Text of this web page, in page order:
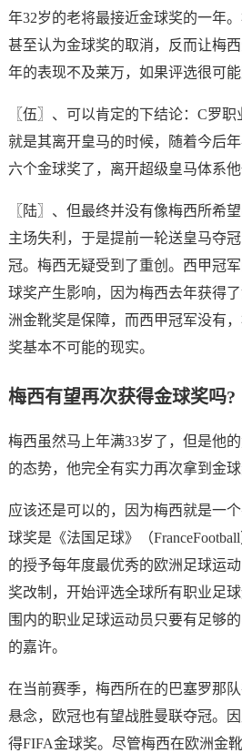
年32岁的老将最接近金球奖的一年
甚至认为金球奖的取消，反而让梅
年的表现不及莱万，如果评选很可能
〖伍〗、可以肯定的下结论：C罗
就是其离开皇马的时候，随着今后
六个金球奖了，离开超级皇马体系他
〖陆〗、但最终并没有像梅西所希
主场失利，于是提前一轮送皇马夺
冠。梅西无疑受到了重创。西甲冠
球奖产生影响，因为梅西去年获得
洲金靴奖是保障，而西甲冠军没有
奖基本不可能的现实。
梅西有望再次获得金球奖吗?
梅西虽然马上年满33岁了，但是他
的态势，他完全有实力再次拿到金球
应该还是可以的，因为梅西就是一
球奖是《法国足球》（
的授予每年度最优秀的欧洲足球运
奖改制，开始评选全球所有职业足
围内的职业足球运动员只要有足够
的嘉许。
在当前赛季，梅西所在的巴塞罗那
悬念，欧冠也有望战胜曼联夺冠。
得FIFA金球奖。尽管梅西在欧洲金